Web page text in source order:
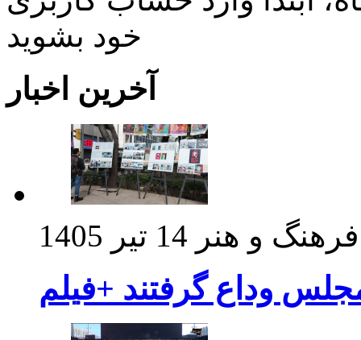
خود بشويد
آخرین اخبار
فرهنگ و هنر 14 تیر 1405
وداع گرفتند +فیلم